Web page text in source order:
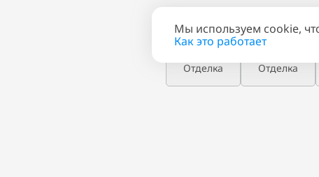
Планировка План
Отделка Отделка
Мы используем cookie,
Как это работает